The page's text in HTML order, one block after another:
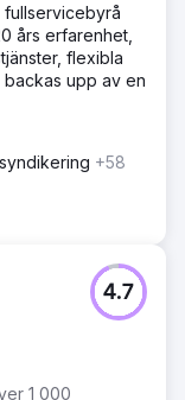
fullservicebyrå
års erfarenhet,
flexibla
backas upp av en
+58
1 000
4.7